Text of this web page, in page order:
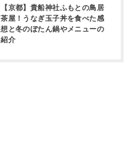
【京都】貴船神社ふもとの鳥居
茶屋！うなぎ玉子丼を食べた感
想と冬のぼたん鍋やメニューの
紹介